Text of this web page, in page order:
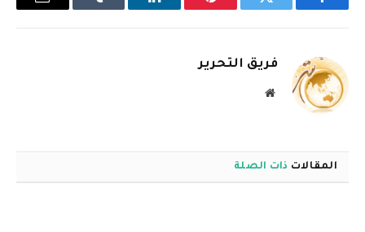
فيسبوك تويتر بينتيريستلينكدإن Tumblr
البريد
فريق التحرير
موقع
المقالات ذات الصلة